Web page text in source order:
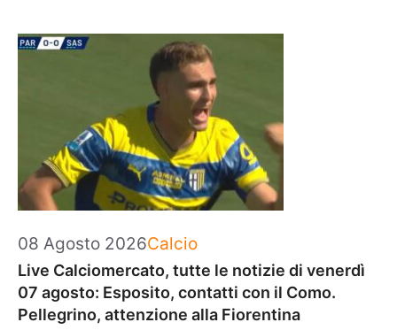
08 Agosto 2026Categorie
Calcio
Live Calciomercato, tutte le notizie di venerdì
07 agosto: Esposito, contatti con il Como.
Pellegrino, attenzione alla Fiorentina